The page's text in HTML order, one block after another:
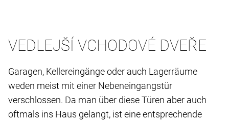
VEDLEJŠÍ VCHODOVÉ DVEŘE
Garagen, Kellereingänge oder auch Lagerräume
weden meist mit einer Nebeneingangstür
verschlossen. Da man über diese Türen aber auch
oftmals ins Haus gelangt, ist eine entsprechende